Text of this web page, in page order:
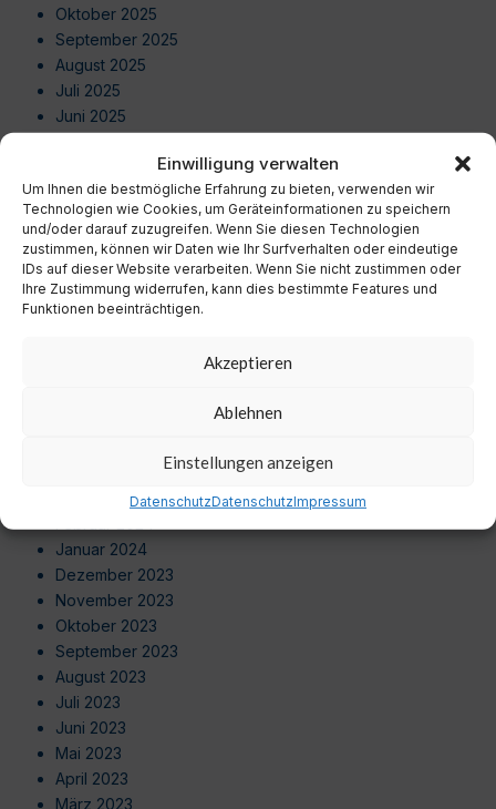
Einwilligung verwalten
Um Ihnen die bestmögliche Erfahrung zu bieten, verwenden wir
Technologien wie Cookies, um Geräteinformationen zu speichern
und/oder darauf zuzugreifen. Wenn Sie diesen Technologien
zustimmen, können wir Daten wie Ihr Surfverhalten oder eindeutige
IDs auf dieser Website verarbeiten. Wenn Sie nicht zustimmen oder
Ihre Zustimmung widerrufen, kann dies bestimmte Features und
Funktionen beeinträchtigen.
Akzeptieren
Ablehnen
Einstellungen anzeigen
DatenschutzDatenschutzImpressum
Oktober 2025
September 2025
August 2025
Juli 2025
Juni 2025
März 2025
Februar 2025
Januar 2025
Dezember 2024
November 2024
Oktober 2024
März 2024
Januar 2024
Dezember 2023
November 2023
Oktober 2023
September 2023
August 2023
Juli 2023
Juni 2023
Mai 2023
April 2023
März 2023